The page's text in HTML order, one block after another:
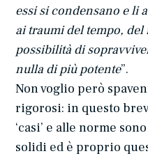
essi si condensano e li
ai traumi del tempo, del
possibilità di
nulla di più potente”.
Non voglio però
rigorosi: in questo
‘casi’ e alle norme
solidi ed è proprio